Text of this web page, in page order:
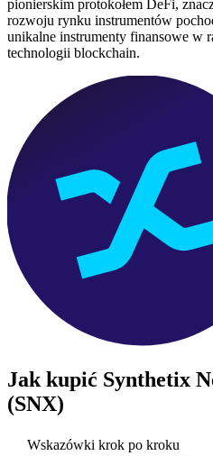
pionierskim protokołem DeFi,
rozwoju rynku instrumentów
unikalne instrumenty finansowe w
technologii blockchain.
Jak kupić Synthetix
(SNX)
Wskazówki krok po kroku